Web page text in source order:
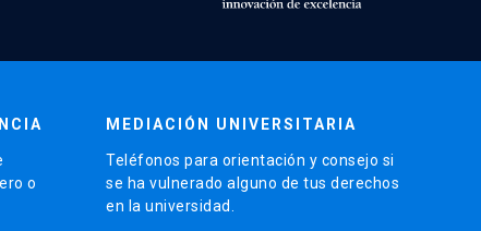
o
MEDIACIÓN UNIVERSITARIA
Teléfonos para orientación y consejo si
se ha vulnerado alguno de tus derechos
en la universidad.